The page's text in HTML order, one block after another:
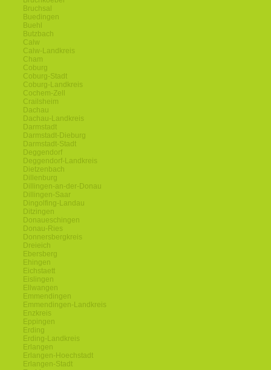
Bruchsal
Buedingen
Buehl
Butzbach
Calw
Calw-Landkreis
Cham
Coburg
Coburg-Stadt
Coburg-Landkreis
Cochem-Zell
Crailsheim
Dachau
Dachau-Landkreis
Darmstadt
Darmstadt-Dieburg
Darmstadt-Stadt
Deggendorf
Deggendorf-Landkreis
Dietzenbach
Dillenburg
Dillingen-an-der-Donau
Dillingen-Saar
Dingolfing-Landau
Ditzingen
Donaueschingen
Donau-Ries
Donnersbergkreis
Dreieich
Ebersberg
Ehingen
Eichstaett
Eislingen
Ellwangen
Emmendingen
Emmendingen-Landkreis
Enzkreis
Eppingen
Erding
Erding-Landkreis
Erlangen
Erlangen-Hoechstadt
Erlangen-Stadt